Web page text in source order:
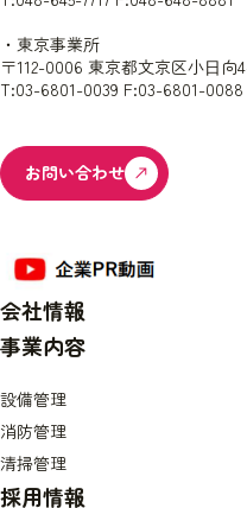
・東京事業所
〒112-0006 東京都文京区小⽇
T:03-6801-0039 F:03-6801-0088
お問い合わせ
会社情報
事業内容
設備管理
消防管理
清掃管理
採用情報